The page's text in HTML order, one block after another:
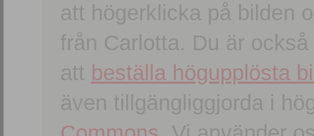
att högerklicka på bilden
från Carlotta. Du är
att beställa högupplösta
även tillgängliggjorda i